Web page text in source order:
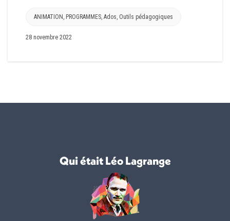
ANIMATION, PROGRAMMES, Ados, Outils pédagogiques
28 novembre 2022
Qui était Léo Lagrange